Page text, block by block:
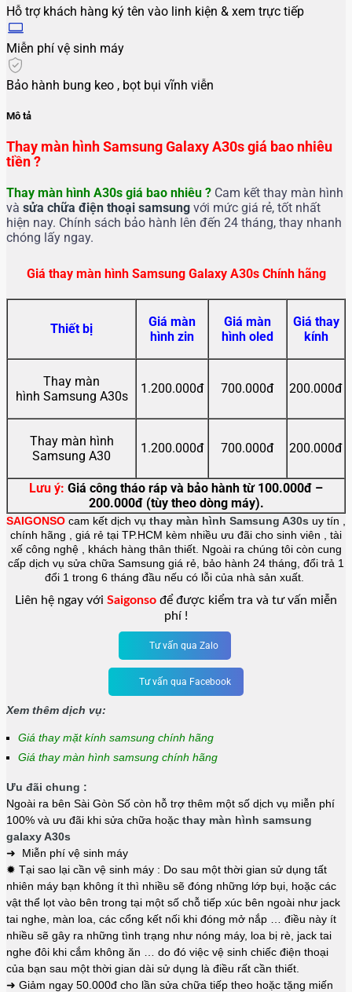
Hỗ trợ khách hàng ký tên vào linh kiện & xem trực tiếp
Miễn phí vệ sinh máy
Bảo hành bung keo , bọt bụi vĩnh viễn
Mô tả
Thay màn hình Samsung Galaxy A30s giá bao nhiêu
tiền ?
Thay màn hình A30s giá bao nhiêu ? Cam kết thay màn hình
và sửa chữa điện thoại samsung với mức giá rẻ, tốt nhất
hiện nay. Chính sách bảo hành lên đến 24 tháng, thay nhanh
chóng lấy ngay.
Giá thay màn hình Samsung Galaxy A30s Chính hãng
Thiết bị
Giá màn
hình zin
Giá màn
hình oled
Giá thay
kính
Thay màn
hình Samsung A30s
1.200.000đ 700.000đ 200.000đ
Thay màn hình
Samsung A30
1.200.000đ 700.000đ 200.000đ
Lưu ý: Giá công tháo ráp và bảo hành từ 100.000đ –
200.000đ (tùy theo dòng máy).
SAIGONSO cam kết dịch vụ thay màn hình Samsung A30s uy tín ,
chính hãng , giá rẻ tại TP.HCM kèm nhiều ưu đãi cho sinh viên , tài
xế công nghệ , khách hàng thân thiết. Ngoài ra chúng tôi còn cung
cấp dịch vụ sửa chữa Samsung giá rẻ, bảo hành 24 tháng, đổi trả 1
đổi 1 trong 6 tháng đầu nếu có lỗi của nhà sản xuất.
Liên hệ ngay với Saigonso để được kiểm tra và tư vấn miễn
phí !
Tư vấn qua Zalo
Tư vấn qua Facebook
Xem thêm dịch vụ:
Giá thay mặt kính samsung chính hãng
Giá thay màn hình samsung chính hãng
Ưu đãi chung :
Ngoài ra bên Sài Gòn Số còn hỗ trợ thêm một số dịch vụ miễn phí
100% và ưu đãi khi sửa chữa hoặc thay màn hình samsung
galaxy A30s
➜ Miễn phí vệ sinh máy
✹ Tại sao lại cần vệ sinh máy : Do sau một thời gian sử dụng tất
nhiên máy bạn không ít thì nhiều sẽ đóng những lớp bụi, hoặc các
vật thể lọt vào bên trong tại một số chỗ tiếp xúc bên ngoài như jack
tai nghe, màn loa, các cổng kết nối khi đóng mở nắp … điều này ít
nhiều sẽ gây ra những tình trạng như nóng máy, loa bị rè, jack tai
nghe đôi khi cắm không ăn … do đó việc vệ sinh chiếc điện thoại
của bạn sau một thời gian dài sử dụng là điều rất cần thiết.
➜ Giảm ngay 50.000đ cho lần sửa chữa tiếp theo hoặc tặng miến